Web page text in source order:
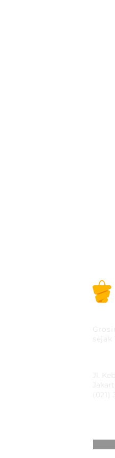
Jl.
(021)